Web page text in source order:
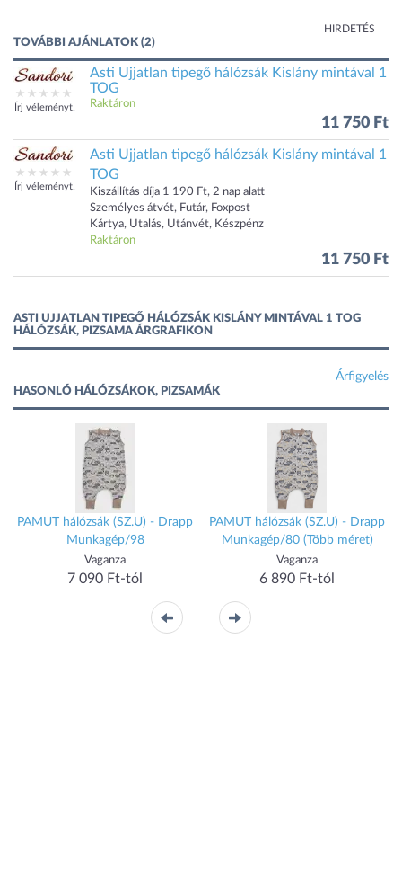
HIRDETÉS
TOVÁBBI AJÁNLATOK (2)
Írj véleményt!
Asti Ujjatlan tipegő hálózsák Kislány mintával 1
TOG
Raktáron
11 750 Ft
Írj véleményt!
Asti Ujjatlan tipegő hálózsák Kislány mintával 1
TOG
Kiszállítás díja 1 190 Ft, 2 nap alatt
Személyes átvét, Futár, Foxpost
Kártya, Utalás, Utánvét, Készpénz
Raktáron
11 750 Ft
ASTI UJJATLAN TIPEGŐ HÁLÓZSÁK KISLÁNY MINTÁVAL 1 TOG
HÁLÓZSÁK, PIZSAMA ÁRGRAFIKON
Árfigyelés
HASONLÓ HÁLÓZSÁKOK, PIZSAMÁK
PAMUT hálózsák (SZ.U) - Drapp
Munkagép/98
Vaganza
7 090 Ft-tól
PAMUT hálózsák (SZ.U) - Drapp
Munkagép/80 (Több méret)
Vaganza
6 890 Ft-tól